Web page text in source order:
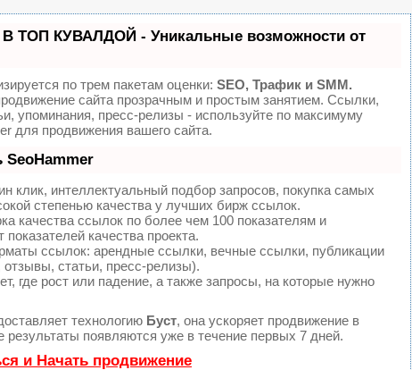
ТОП КУВАЛДОЙ - Уникальные возможности от
по трем пакетам оценки: SEO, Трафик и SMM.
сайта прозрачным и простым занятием. Ссылки,
упоминания, пресс-релизы - используйте по максимуму
для продвижения вашего сайта.
SeoHammer
клик, интеллектуальный подбор запросов, покупка самых
степенью качества у лучших бирж ссылок.
качества ссылок по более чем 100 показателям и
качества проекта.
ссылок: арендные ссылки, вечные ссылки, публикации
статьи, пресс-релизы).
где рост или падение, а также запросы, на которые нужно
технологию Буст, она ускоряет продвижение в
результаты появляются уже в течение первых 7 дней.
и Начать продвижение